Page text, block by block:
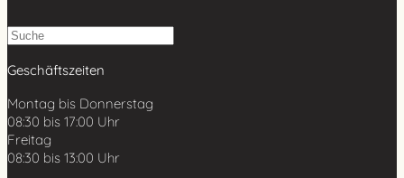
S
c
e
n
Geschäftszeiten
Montag bis Donnerstag
08:30 bis 17:00 Uhr
Freitag
08:30 bis 13:00 Uhr